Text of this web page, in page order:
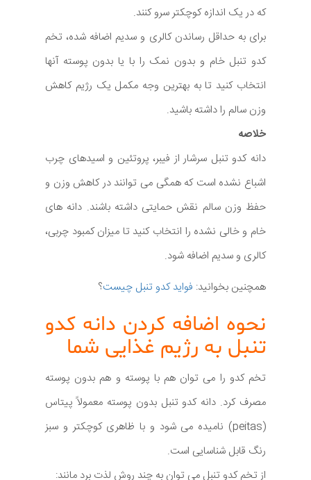
که در یک اندازه کوچکتر سرو کنند.
برای به حداقل رساندن کالری و سدیم اضافه شده، تخم
کدو تنبل خام و بدون نمک را با یا بدون پوسته آنها
انتخاب کنید تا به بهترین وجه مکمل یک رژیم کاهش
وزن سالم را داشته باشید.
خلاصه
دانه کدو تنبل سرشار از فیبر، پروتئین و اسیدهای چرب
اشباع نشده است که همگی می توانند در کاهش وزن و
حفظ وزن سالم نقش حمایتی داشته باشند. دانه های
خام و خالی نشده را انتخاب کنید تا میزان کمبود چربی،
کالری و سدیم اضافه شود.
همچنین بخوانید: فواید کدو تنبل چیست؟
نحوه اضافه کردن دانه کدو
تنبل به رژیم غذایی شما
تخم کدو را می توان هم با پوسته و هم بدون پوسته
مصرف کرد. دانه کدو تنبل بدون پوسته معمولاً پیتاس
(peitas) نامیده می شود و با ظاهری کوچکتر و سبز
رنگ قابل شناسایی است.
از تخم کدو تنبل می توان به چند روش لذت برد مانند: